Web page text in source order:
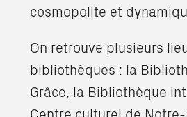
cosmopolite et
On retrouve plusieurs
bibliothèques : la
Grâce, la Bibliothèque